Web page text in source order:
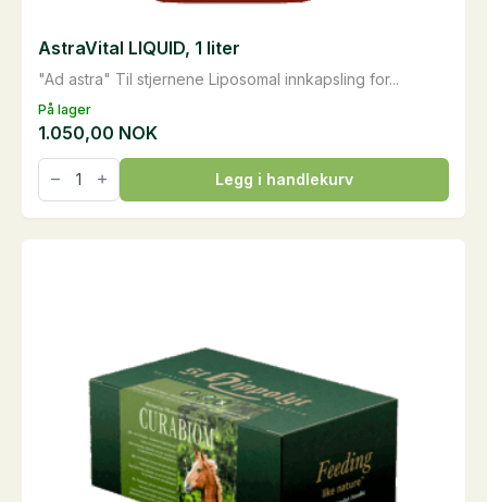
På lager
"Ad astra" Til stjernene Liposomal innkapsling for...
AstraVital LIQUID, 1 liter
1.050,00 NOK
AstraVital
LIQUID,
1
liter
Legg i handlekurv